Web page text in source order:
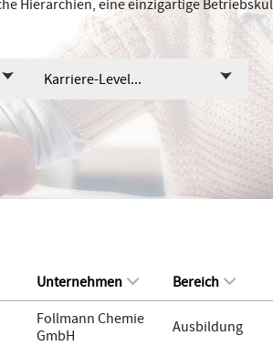
Hierarchien, eine einzigartige
Karriere-Level...
Unternehmen Bereich
Follmann Chemie
GmbH
Ausbildung